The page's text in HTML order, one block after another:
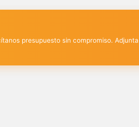
presupuesto sin compromiso. Adjunta